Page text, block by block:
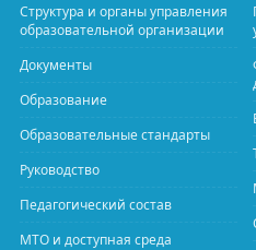
Структура и органы управления
образовательной организации
Документы
Образование
Образовательные стандарты
Руководство
Педагогический состав
МТО и доступная среда